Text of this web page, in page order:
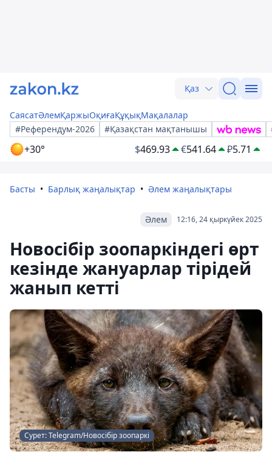
Қаз
СаясатӘлемҚаржыОқиғаҚұқықМақалалар
#Референдум-2026
#Қазақстан мақтанышы
+30° $469.93 €541.64 ₽5.71
Басты Барлық жаңалықтар Әлем жаңалықтары
12:16, 24 қыркүйек 2025
Әлем
Новосібір зоопаркіндегі өрт
кезінде жануарлар тірідей
жанып кетті
Сурет: Telegram/Новосібір зоопаркі